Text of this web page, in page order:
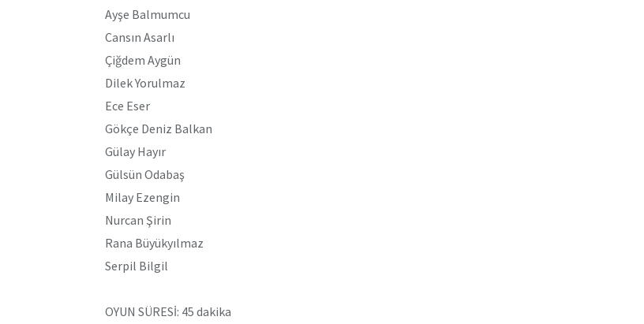
Ayşe Balmumcu
Cansın Asarlı
Çiğdem Aygün
Dilek Yorulmaz
Ece Eser
Gökçe Deniz Balkan
Gülay Hayır
Gülsün Odabaş
Milay Ezengin
Nurcan Şirin
Rana Büyükyılmaz
Serpil Bilgil
OYUN SÜRESİ: 45 dakika